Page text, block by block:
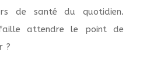
de santé du quotidien.
faille attendre le point de
?